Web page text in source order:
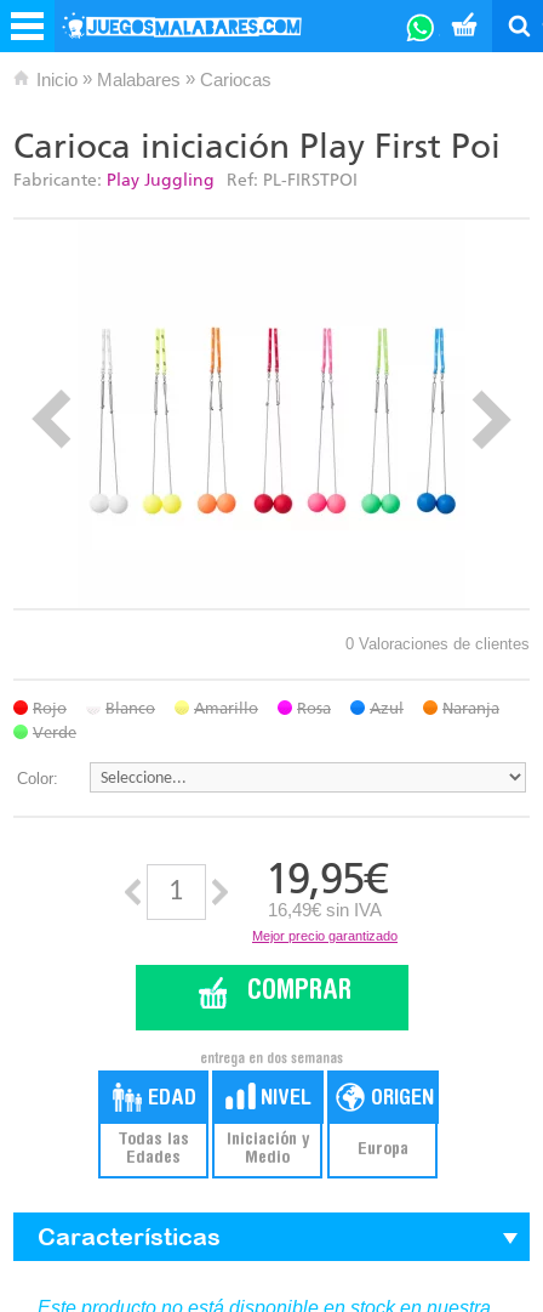
Inicio » Malabares » Cariocas
Carioca iniciación Play First Poi
Fabricante: Play Juggling Ref: PL-FIRSTPOI
0 Valoraciones de clientes
Rojo Blanco Amarillo Rosa Azul
Naranja
Verde
Color:
19,95€
16,49€ sin IVA
Mejor precio garantizado
COMPRAR
entrega en dos semanas
Todas las
Edades
Iniciación y
Medio
Europa
Características
Este producto no está disponible en stock en nuestra